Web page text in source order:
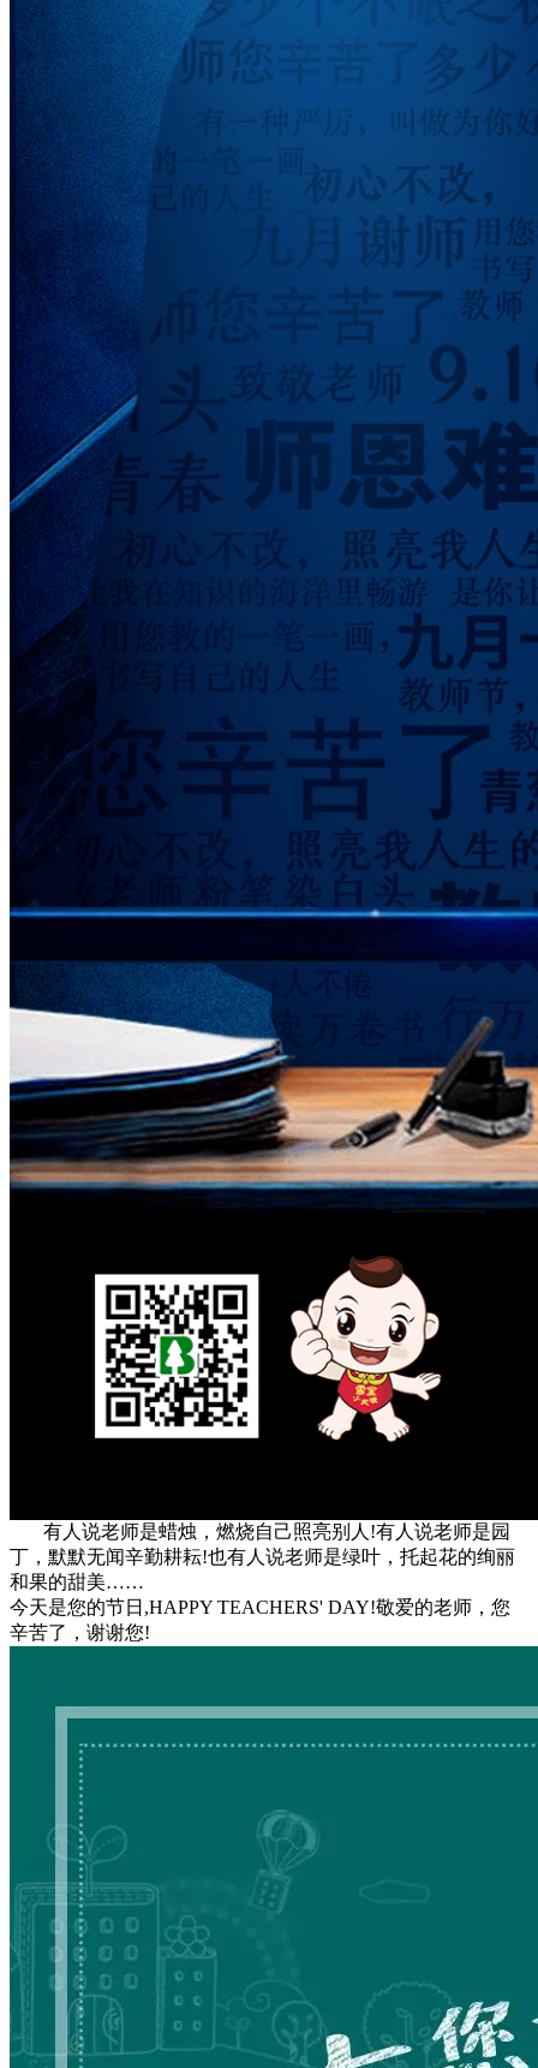
有人说老师是蜡烛，燃烧自己照亮别人!有人说老师是园
丁，默默无闻辛勤耕耘!也有人说老师是绿叶，托起花的绚丽
和果的甜美……
今天是您的节日,HAPPY TEACHERS' DAY!敬爱的老师，您
辛苦了，谢谢您!